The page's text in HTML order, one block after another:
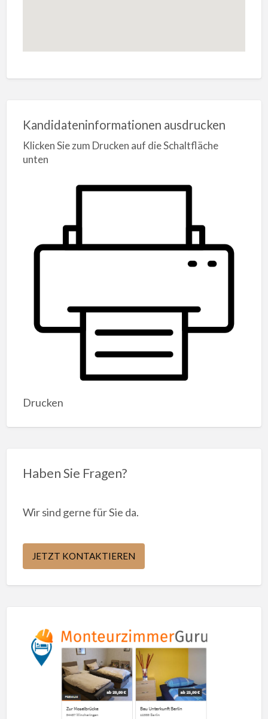
Kandidateninformationen ausdrucken
Klicken Sie zum Drucken auf die Schaltfläche
unten
Drucken
Haben Sie Fragen?
Wir sind gerne für Sie da.
JETZT KONTAKTIEREN